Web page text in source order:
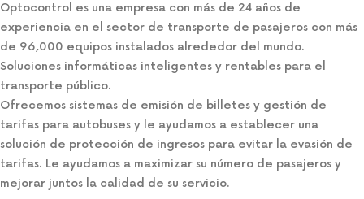
Optocontrol es una empresa con más de 24 años de
experiencia en el sector de transporte de pasajeros con más
de 96,000 equipos instalados alrededor del mundo.
Soluciones informáticas inteligentes y rentables para el
transporte público.
Ofrecemos sistemas de emisión de billetes y gestión de
tarifas para autobuses y le ayudamos a establecer una
solución de protección de ingresos para evitar la evasión de
tarifas. Le ayudamos a maximizar su número de pasajeros y
mejorar juntos la calidad de su servicio.